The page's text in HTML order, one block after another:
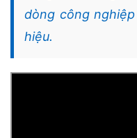
dòng công
hiệu.